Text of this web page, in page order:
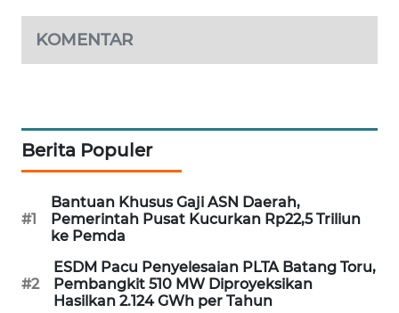
KOMENTAR
Berita Populer
#1
Bantuan Khusus Gaji ASN Daerah,
Pemerintah Pusat Kucurkan Rp22,5 Triliun
ke Pemda
#2
ESDM Pacu Penyelesaian PLTA Batang Toru,
Pembangkit 510 MW Diproyeksikan
Hasilkan 2.124 GWh per Tahun
Network
KONSUMEN
LISTRIK
MASYARAKAT
KELISTRIKAN